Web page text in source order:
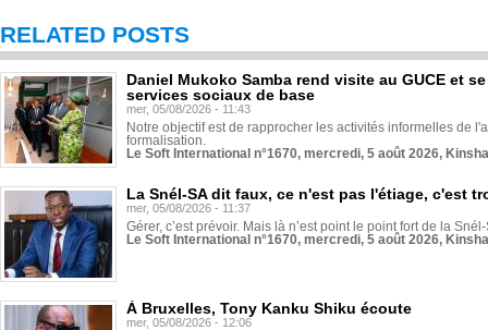
RELATED POSTS
Daniel Mukoko Samba rend visite au GUCE et
services sociaux de base
mer, 05/08/2026 - 11:43
Notre objectif est de rapprocher les activités informelles de
formalisation.
Le Soft International n°1670, mercredi, 5 août 2026,
La Snél-SA dit faux, ce n'est pas l'étiage, c'est
mer, 05/08/2026 - 11:37
Gérer, c’est prévoir. Mais là n’est point le point fort de la
Le Soft International n°1670, mercredi, 5 août 2026,
À Bruxelles, Tony Kanku Shiku écoute
mer, 05/08/2026 - 12:06